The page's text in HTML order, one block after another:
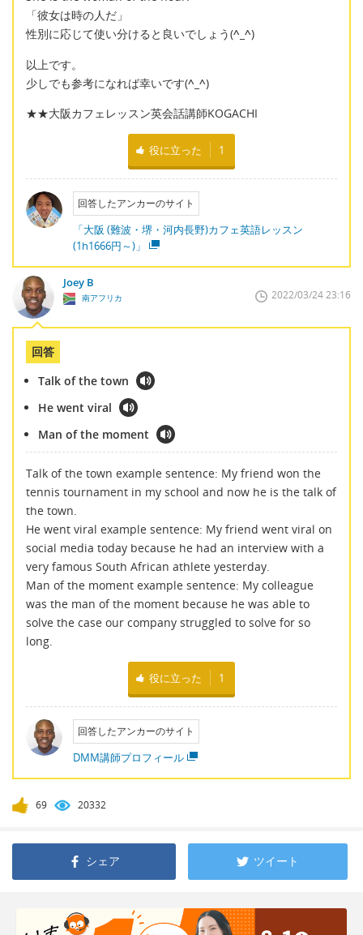
「彼女は時の人だ」
性別に応じて使い分けると良いでしょう(^_^)
以上です。
少しでも参考になれば幸いです(^_^)
★★大阪カフェレッスン英会話講師KOGACHI
役に立った 1
回答したアンカーのサイト
「大阪 (難波・堺・河内長野)カフェ英語レッスン
(1h1666円～)」
Joey B
南アフリカ 2022/03/24 23:16
回答
Talk of the town
He went viral
Man of the moment
Talk of the town example sentence: My friend won the
tennis tournament in my school and now he is the talk of
the town.
He went viral example sentence: My friend went viral on
social media today because he had an interview with a
very famous South African athlete yesterday.
Man of the moment example sentence: My colleague
was the man of the moment because he was able to
solve the case our company struggled to solve for so
long.
役に立った 1
回答したアンカーのサイト
DMM講師プロフィール
69 20332
シェア ツイート